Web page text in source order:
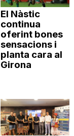
El Nàstic
continua
oferint bones
sensacions i
planta cara al
Girona